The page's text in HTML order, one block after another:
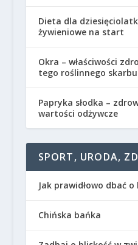
Dieta dla
żywieniowe na start
Okra – właściwości
tego roślinnego skarbu
Papryka słodka –
wartości odżywcze
SPORT, URODA,
Jak prawidłowo dbać
Chińska bańka